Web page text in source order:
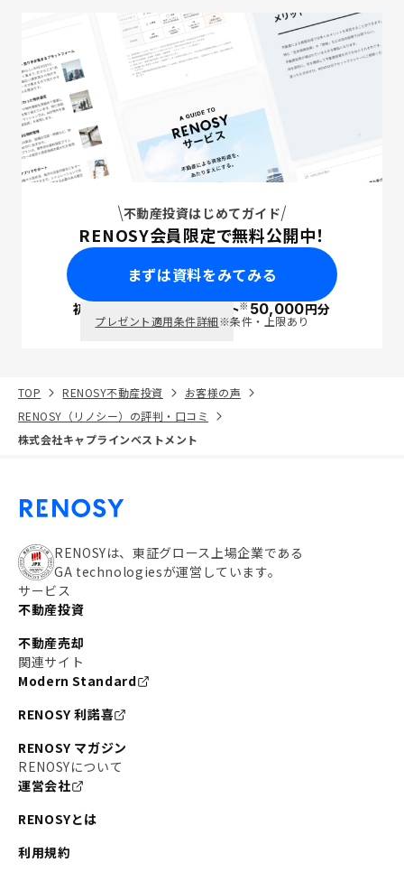
不動産投資はじめてガイド
RENOSY会員限定で無料公開中！
まずは資料をみてみる
初回面談で ポイント※50,000円分
プレゼント適用条件詳細※条件・上限あり
TOP RENOSY不動産投資
お客様の声
RENOSY（リノシー）の評判・口コミ
株式会社キャプラインベストメント
RENOSYは、東証グロース上場企業である
GA technologiesが運営しています。
サービス
不動産投資
不動産売却
関連サイト
Modern Standard
RENOSY 利諾喜
RENOSY マガジン
RENOSYについて
運営会社
RENOSYとは
利用規約